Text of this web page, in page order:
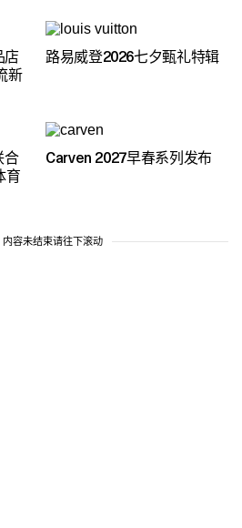
店
新
路易威登2026七夕甄礼特辑
合
育
Carven 2027早春系列发布
内容未结束请往下滚动